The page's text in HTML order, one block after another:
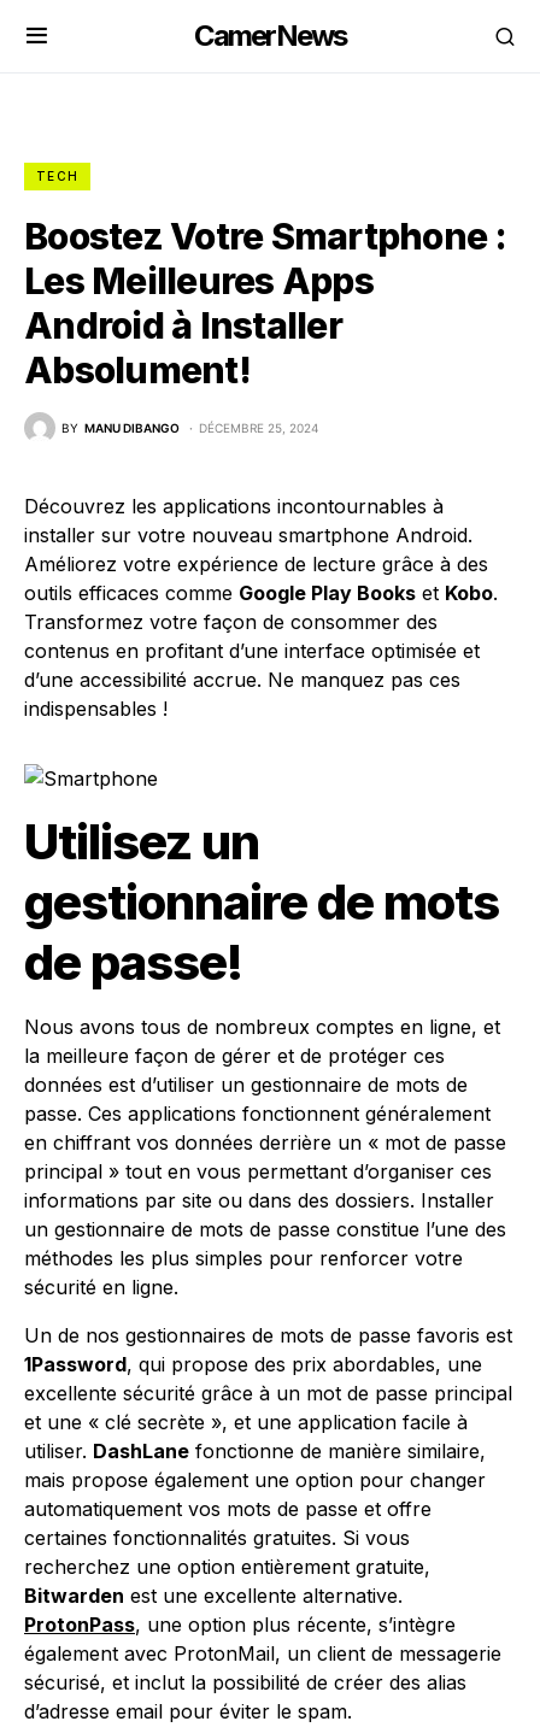
CamerNews
TECH
Boostez Votre Smartphone :
Les Meilleures Apps
Android à Installer
Absolument!
BY MANU DIBANGO DÉCEMBRE 25, 2024
Découvrez les applications incontournables à
installer sur votre nouveau smartphone Android.
Améliorez votre expérience de lecture grâce à des
outils efficaces comme Google Play Books et Kobo.
Transformez votre façon de consommer des
contenus en profitant d’une interface optimisée et
d’une accessibilité accrue. Ne manquez pas ces
indispensables !
Utilisez un
gestionnaire de mots
de passe!
Nous avons tous de nombreux comptes en ligne, et
la meilleure façon de gérer et de protéger ces
données est d’utiliser un gestionnaire de mots de
passe. Ces applications fonctionnent généralement
en chiffrant vos données derrière un « mot de passe
principal » tout en vous permettant d’organiser ces
informations par site ou dans des dossiers. Installer
un gestionnaire de mots de passe constitue l’une des
méthodes les plus simples pour renforcer votre
sécurité en ligne.
Un de nos gestionnaires de mots de passe favoris est
1Password, qui propose des prix abordables, une
excellente sécurité grâce à un mot de passe principal
et une « clé secrète », et une application facile à
utiliser. DashLane fonctionne de manière similaire,
mais propose également une option pour changer
automatiquement vos mots de passe et offre
certaines fonctionnalités gratuites. Si vous
recherchez une option entièrement gratuite,
Bitwarden est une excellente alternative.
ProtonPass, une option plus récente, s’intègre
également avec ProtonMail, un client de messagerie
sécurisé, et inclut la possibilité de créer des alias
d’adresse email pour éviter le spam.